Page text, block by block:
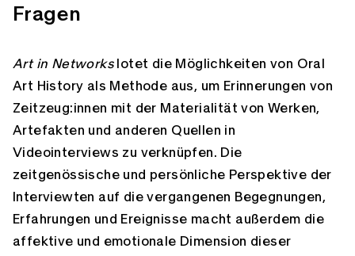
Fragen
Art in Networkslotet die Möglichkeiten von Oral
Art History als Methode aus, um Erinnerungen von
Zeitzeug:innen mit der Materialität von Werken,
Artefakten und anderen Quellen in
Videointerviews zu verknüpfen. Die
zeitgenössische und persönliche Perspektive der
Interviewten auf die vergangenen Begegnungen,
Erfahrungen und Ereignisse macht außerdem die
affektive und emotionale Dimension dieser